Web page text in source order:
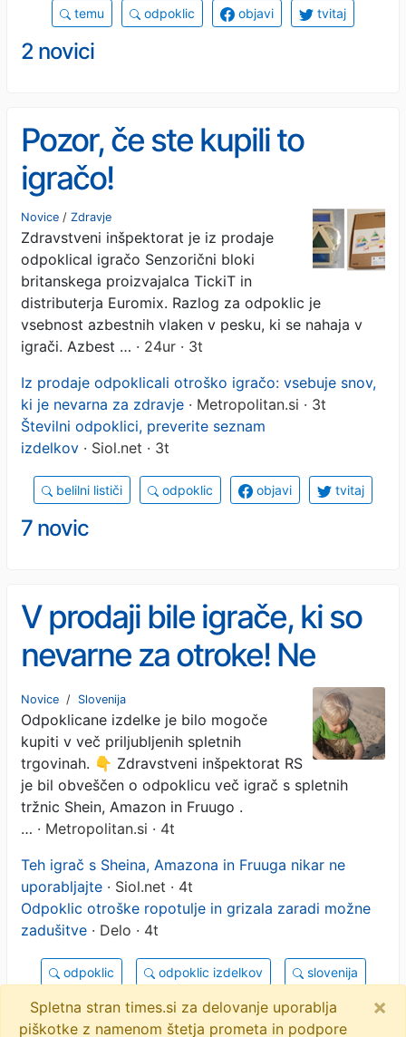
temu odpoklic objavi tvitaj
2 novici
Pozor, če ste kupili to
igračo!
Novice / Zdravje
Zdravstveni inšpektorat je iz prodaje
odpoklical igračo Senzorični bloki
britanskega proizvajalca TickiT in
distributerja Euromix. Razlog za odpoklic je
vsebnost azbestnih vlaken v pesku, ki se nahaja v
igrači. Azbest … · 24ur · 3t
Iz prodaje odpoklicali otroško igračo: vsebuje snov,
ki je nevarna za zdravje · Metropolitan.si · 3t
Številni odpoklici, preverite seznam
izdelkov · Siol.net · 3t
belilni lističi odpoklic objavi tvitaj
7 novic
V prodaji bile igrače, ki so
nevarne za otroke! Ne
dovolite, da se vaši malčki
igrajo z njimi
Novice / Slovenija
Odpoklicane izdelke je bilo mogoče
kupiti v več priljubljenih spletnih
trgovinah. 👇 Zdravstveni inšpektorat RS
je bil obveščen o odpoklicu več igrač s spletnih
tržnic Shein, Amazon in Fruugo .
… · Metropolitan.si · 4t
Teh igrač s Sheina, Amazona in Fruuga nikar ne
uporabljajte · Siol.net · 4t
Odpoklic otroške ropotulje in grizala zaradi možne
zadušitve · Delo · 4t
odpoklic odpoklic izdelkov slovenija
shein objavi tvitaj
Spletna stran times.si za delovanje uporablja
piškotke z namenom štetja prometa in podpore
×